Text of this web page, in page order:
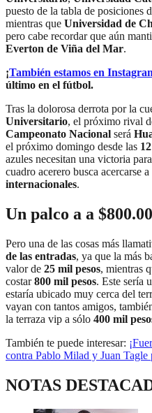
puesto de la tabla de posiciones
mientras que Universidad de
pero cabe recordar que aún
Everton de Viña del Mar.
¡También estamos en
último en el fútbol.
Tras la dolorosa derrota por la
Universitario, el próximo rival
Campeonato Nacional será
el próximo domingo desde las
azules necesitan una victoria
cuadro acerero busca acercarse
internacionales.
Un palco a a
Pero una de las cosas más
de las entradas, ya que la más
valor de 25 mil pesos, mientras
costar800 mil pesos. Este sería
estaría ubicado muy cerca del
vayan con tantos amigos,
la terraza vip a sólo 400 mil
También te puede interesar:
contra Pablo Milad y Juan
NOTAS